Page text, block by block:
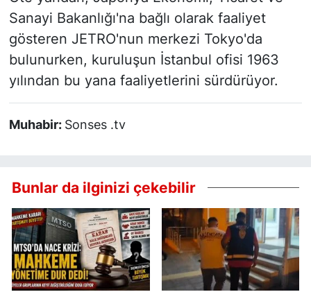
Sanayi Bakanlığı'na bağlı olarak faaliyet
gösteren JETRO'nun merkezi Tokyo'da
bulunurken, kuruluşun İstanbul ofisi 1963
yılından bu yana faaliyetlerini sürdürüyor.
Muhabir: Sonses .tv
Bunlar da ilginizi çekebilir